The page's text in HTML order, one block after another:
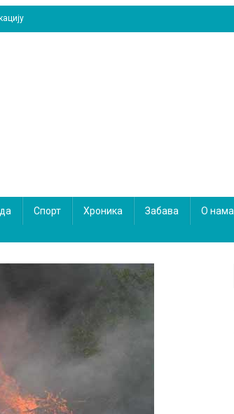
Спорт Хроника Забава О нама